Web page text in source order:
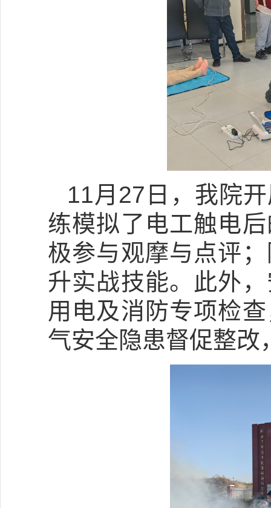
11月27日，我院
练模拟了电工触电
极参与观摩与点评
升实战技能。此外
用电及消防专项检
气安全隐患督促整改